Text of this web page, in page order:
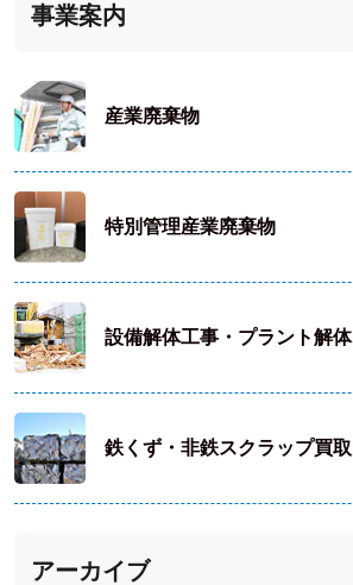
事業案内
産業廃棄物
特別管理産業廃棄物
設備解体工事・プラント解体
鉄くず・非鉄スクラップ買取
アーカイブ